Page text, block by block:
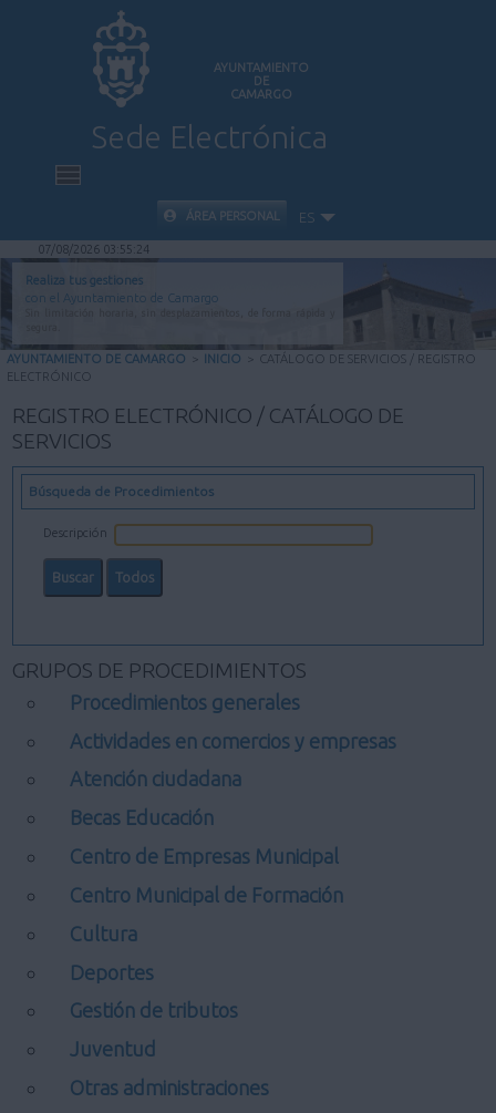
AYUNTAMIENTO
DE
CAMARGO
Sede Electrónica
INICIO
INFORMACIÓN PÚBLICA
CARPETA CIUDADANA
ÁREA PERSONAL ES
07/08/2026 03:55:25
Realiza tus gestiones
con el Ayuntamiento de Camargo
AYUNTAMIENTO DE CAMARGO > INICIO > CATÁLOGO DE SERVICIOS / REGISTRO
ELECTRÓNICO
REGISTRO ELECTRÓNICO / CATÁLOGO DE
SERVICIOS
Búsqueda de Procedimientos
Descripción
GRUPOS DE PROCEDIMIENTOS
Procedimientos generales
Actividades en comercios y empresas
Atención ciudadana
Becas Educación
Centro de Empresas Municipal
Centro Municipal de Formación
Cultura
Deportes
Gestión de tributos
Juventud
Otras administraciones